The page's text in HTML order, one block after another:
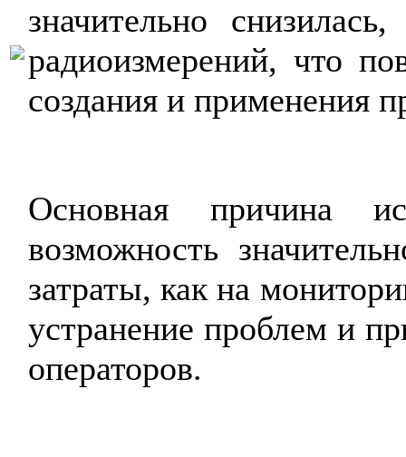
значительно
радиоизмерений, что
создания и применения
Основная причина
возможность
затраты, как на
устранение проблем и
операторов.